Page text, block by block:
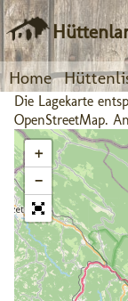
Home
Die Lagekarte
OpenStreetMap.
+
−